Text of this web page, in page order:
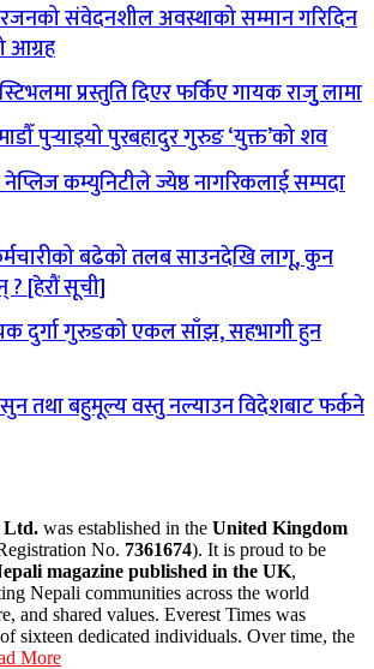
संवेदनशील अवस्थाको सम्मान गरिदिन
आग्रह
प्रस्तुति दिएर फर्किए गायक राजुु लामा
पुर्‍याइयो पुरबहादुर गुरुङ ‘युक्त’को शव
कम्युनिटीले ज्येष्ठ नागरिकलाई सम्पदा
बढेको तलब साउनदेखि लागू, कुन
[हेरौं सूची]
दुर्गा गुरुङको एकल साँझ, सहभागी हुन
तथा बहुमूल्य वस्तु नल्याउन विदेशबाट फर्कने
Ltd. was established in the United Kingdom
No. 7361674). It is proud to be
magazine published in the UK,
Nepali communities across the world
and shared values. Everest Times was
sixteen dedicated individuals. Over time, the
More